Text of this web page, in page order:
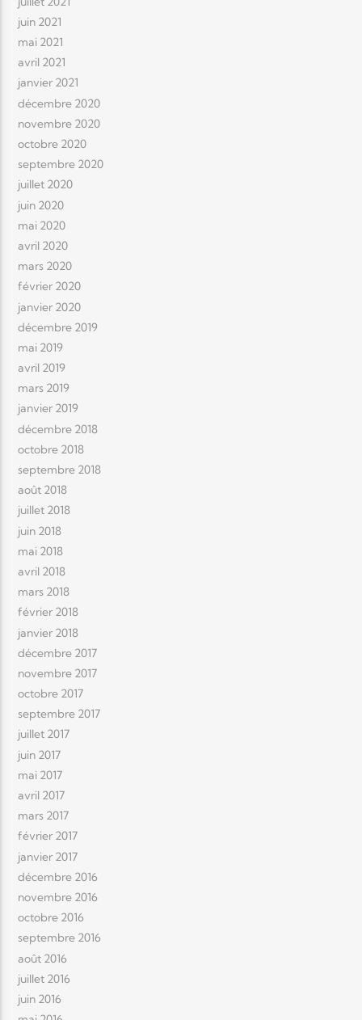
juin 2021
mai 2021
avril 2021
janvier 2021
décembre 2020
novembre 2020
octobre 2020
septembre 2020
juillet 2020
juin 2020
mai 2020
avril 2020
mars 2020
février 2020
janvier 2020
décembre 2019
mai 2019
avril 2019
mars 2019
janvier 2019
décembre 2018
octobre 2018
septembre 2018
août 2018
juillet 2018
juin 2018
mai 2018
avril 2018
mars 2018
février 2018
janvier 2018
décembre 2017
novembre 2017
octobre 2017
septembre 2017
juillet 2017
juin 2017
mai 2017
avril 2017
mars 2017
février 2017
janvier 2017
décembre 2016
novembre 2016
octobre 2016
septembre 2016
août 2016
juillet 2016
juin 2016